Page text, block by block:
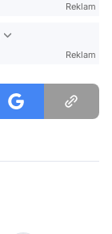
Reklam
Reklam